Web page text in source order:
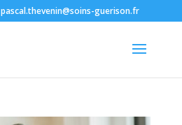
pascal.thevenin@soins-guerison.fr